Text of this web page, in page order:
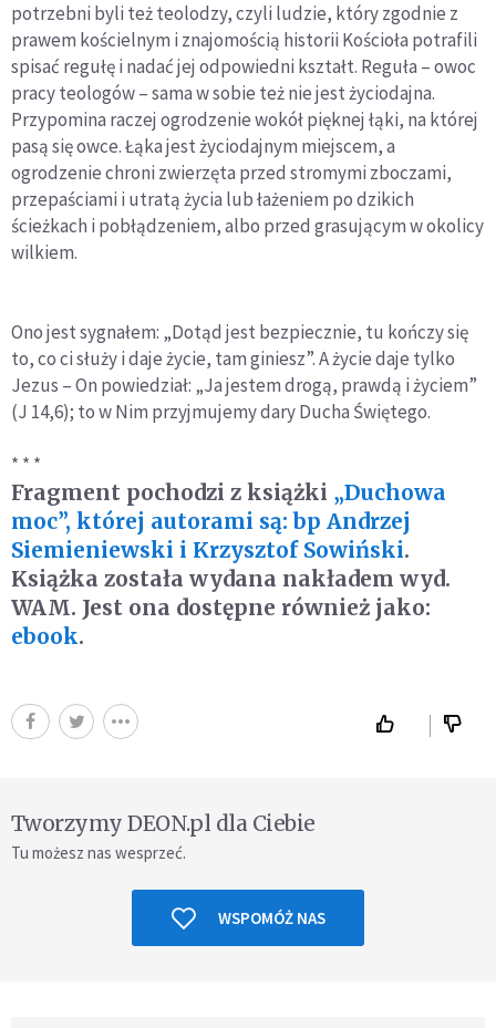
potrzebni byli też teolodzy, czyli ludzie, który zgodnie z
prawem kościelnym i znajomością historii Kościoła potrafili
spisać regułę i nadać jej odpowiedni kształt. Reguła – owoc
pracy teologów – sama w sobie też nie jest życiodajna.
Przypomina raczej ogrodzenie wokół pięknej łąki, na której
pasą się owce. Łąka jest życiodajnym miejscem, a
ogrodzenie chroni zwierzęta przed stromymi zboczami,
przepaściami i utratą życia lub łażeniem po dzikich
ścieżkach i pobłądzeniem, albo przed grasującym w okolicy
wilkiem.
Ono jest sygnałem: „Dotąd jest bezpiecznie, tu kończy się
to, co ci służy i daje życie, tam giniesz”. A życie daje tylko
Jezus – On powiedział: „Ja jestem drogą, prawdą i życiem”
(J 14,6); to w Nim przyjmujemy dary Ducha Świętego.
* * *
Fragment pochodzi z książki „Duchowa
moc”, której autorami są: bp Andrzej
Siemieniewski i Krzysztof Sowiński.
Książka została wydana nakładem wyd.
WAM. Jest ona dostępne również jako:
ebook.
Tworzymy DEON.pl dla Ciebie
Tu możesz nas wesprzeć.
WSPOMÓŻ NAS